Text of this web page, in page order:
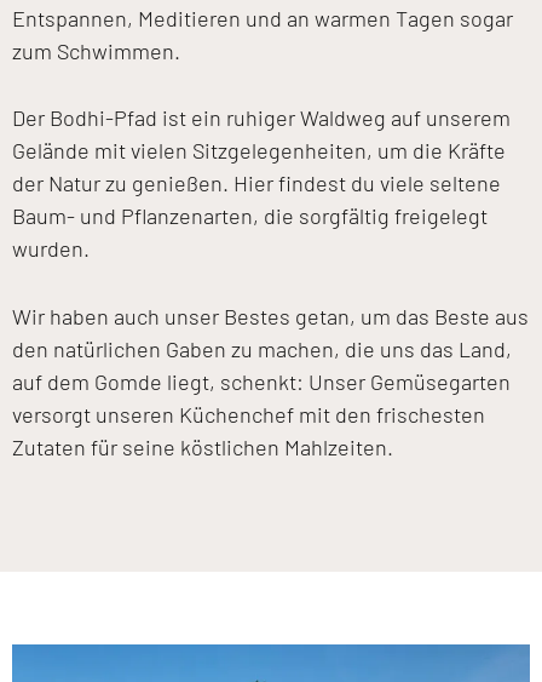
Entspannen, Meditieren und an warmen Tagen sogar
zum Schwimmen.
Der Bodhi-Pfad ist ein ruhiger Waldweg auf unserem
Gelände mit vielen Sitzgelegenheiten, um die Kräfte
der Natur zu genießen. Hier findest du viele seltene
Baum- und Pflanzenarten, die sorgfältig freigelegt
wurden.
Wir haben auch unser Bestes getan, um das Beste aus
den natürlichen Gaben zu machen, die uns das Land,
auf dem Gomde liegt, schenkt: Unser Gemüsegarten
versorgt unseren Küchenchef mit den frischesten
Zutaten für seine köstlichen Mahlzeiten.